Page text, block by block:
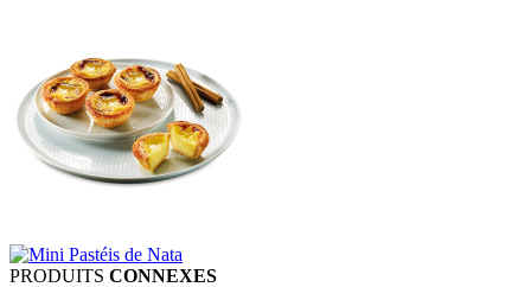
PRODUITS CONNEXES